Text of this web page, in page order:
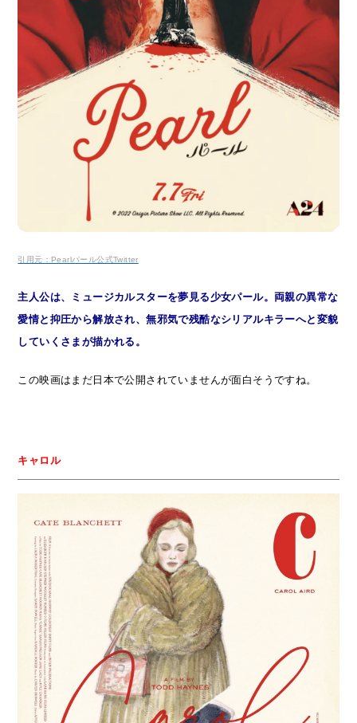
引用元：Pearlパール公式Twitter
主人公は、ミュージカルスターを夢見る少女パール。両親の異常な
愛情と抑圧から解放され、無邪気で残酷なシリアルキラーへと変貌
していくさまが描かれる。
この映画はまだ日本で公開されていませんが面白そうですね。
キャロル